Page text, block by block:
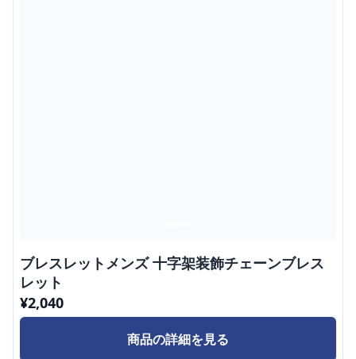
ブレスレットメンズ 十字架装飾チェーンブレス
レット
¥2,040
商品の詳細を見る